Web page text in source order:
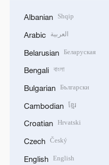
Albanian Shqip
Arabic العربية
Belarusian Беларуская
Bengali বাংলা
Bulgarian Български
Cambodian ខ្មែរ
Croatian Hrvatski
Czech Český
English English